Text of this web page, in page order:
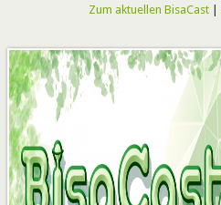
Zum aktuellen BisaCast